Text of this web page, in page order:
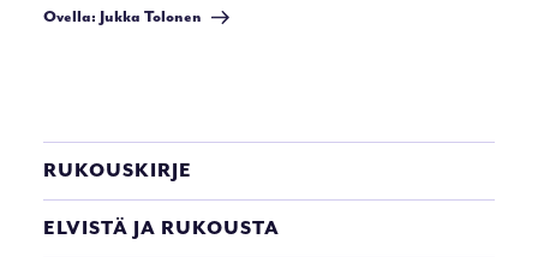
artikkeli
Ovella: Jukka Tolonen
RUKOUSKIRJE
ELVISTÄ JA RUKOUSTA